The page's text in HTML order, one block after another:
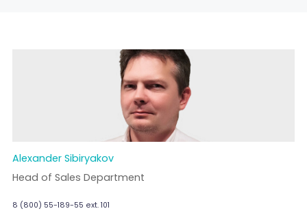
Alexander Sibiryakov
Head of Sales Department
8 (800) 55-189-55 ext. 101